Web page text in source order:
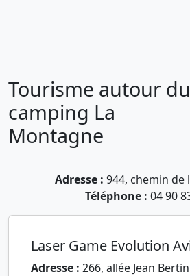
Tourisme autour du
camping La
Montagne
Adresse : 944, chemin de
Téléphone : 04 90
Laser Game Evolution
Adresse : 266, allée Jean